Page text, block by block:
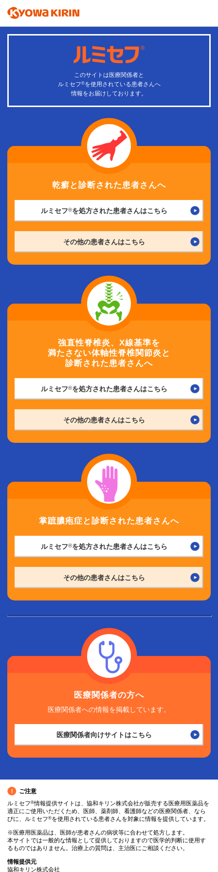
このサイトは医療関係者と
ルミセフ®を使用されている患者さんへ
情報をお届けしております。
乾癬と診断された患者さんへ
ルミセフ®を処方された患者さんはこちら
その他の患者さんはこちら
強直性脊椎炎、X線基準を
満たさない体軸性脊椎関節炎と
診断された患者さんへ
ルミセフ®を処方された患者さんはこちら
その他の患者さんはこちら
掌蹠膿疱症と診断された患者さんへ
ルミセフ®を処方された患者さんはこちら
その他の患者さんはこちら
医療関係者の方へ
医療関係者への情報を掲載しています。
医療関係者向けサイトはこちら
ご注意
ルミセフ®情報提供サイトは、協和キリン株式会社が販売する医療用医薬品を
適正にご使用いただくため、医師、薬剤師、看護師などの医療関係者、なら
びに、ルミセフ®を使用されている患者さんを対象に情報を提供しています。
※医療用医薬品は、医師が患者さんの病状等に合わせて処方します。
本サイトでは一般的な情報として提供しておりますので医学的判断に使用す
るものではありません。治療上の質問は、主治医にご相談ください。
情報提供元
協和キリン株式会社